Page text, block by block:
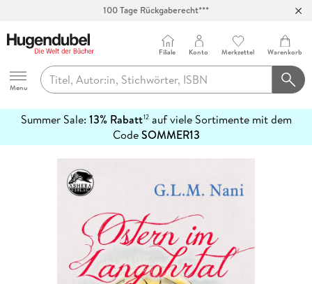
100 Tage Rückgaberecht***
Hugendubel
Menu
Filiale Konto Merkzettel Warenkorb
Summer Sale: 13% Rabatt12auf viele Sortimente mit dem
CodeSOMMER13
erfahren